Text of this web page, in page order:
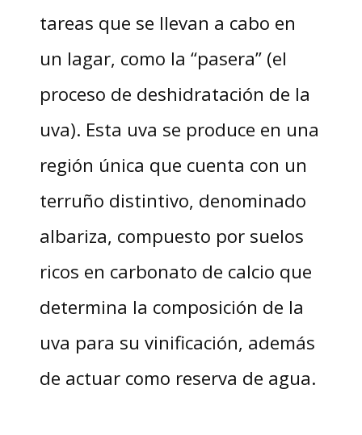
tareas que se llevan a cabo en
un lagar, como la “pasera” (el
proceso de deshidratación de la
uva). Esta uva se produce en una
región única que cuenta con un
terruño distintivo, denominado
albariza, compuesto por suelos
ricos en carbonato de calcio que
determina la composición de la
uva para su vinificación, además
de actuar como reserva de agua.